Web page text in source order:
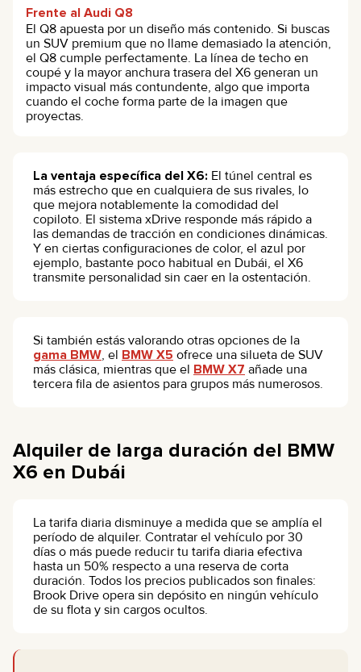
Frente al Audi Q8
El Q8 apuesta por un diseño más contenido. Si buscas
un SUV premium que no llame demasiado la atención,
el Q8 cumple perfectamente. La línea de techo en
coupé y la mayor anchura trasera del X6 generan un
impacto visual más contundente, algo que importa
cuando el coche forma parte de la imagen que
proyectas.
La ventaja específica del X6: El túnel central es
más estrecho que en cualquiera de sus rivales, lo
que mejora notablemente la comodidad del
copiloto. El sistema xDrive responde más rápido a
las demandas de tracción en condiciones dinámicas.
Y en ciertas configuraciones de color, el azul por
ejemplo, bastante poco habitual en Dubái, el X6
transmite personalidad sin caer en la ostentación.
Si también estás valorando otras opciones de la
gama BMW, el BMW X5 ofrece una silueta de SUV
más clásica, mientras que el BMW X7 añade una
tercera fila de asientos para grupos más numerosos.
Alquiler de larga duración del BMW
X6 en Dubái
La tarifa diaria disminuye a medida que se amplía el
período de alquiler. Contratar el vehículo por 30
días o más puede reducir tu tarifa diaria efectiva
hasta un 50% respecto a una reserva de corta
duración. Todos los precios publicados son finales:
Brook Drive opera sin depósito en ningún vehículo
de su flota y sin cargos ocultos.